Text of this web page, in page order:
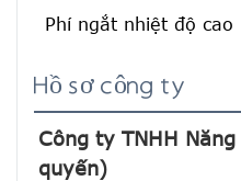
Phí ngắt nhiệt độ cao
Hồ sơ công ty
Công ty TNHH
quyến)